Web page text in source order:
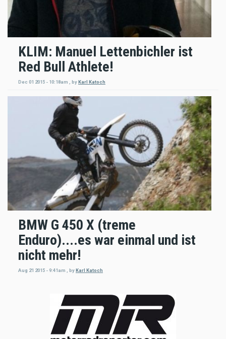
KLIM: Manuel Lettenbichler ist
Red Bull Athlete!
Dec 01 2015 - 10:18am byKarl Katoch
BMW G 450 X (treme
Enduro)....es war einmal und ist
nicht mehr!
Aug 21 2015 - 9:41am byKarl Katoch